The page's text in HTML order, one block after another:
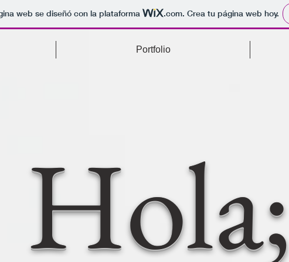
web se diseñó con la plataforma .com. Crea tu página web hoy.
Portfolio
Hola;